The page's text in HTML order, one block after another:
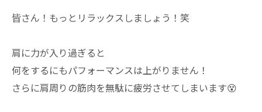
皆さん！もっとリラックスしましょう！笑
肩に力が入り過ぎると
何をするにもパフォーマンスは上がりません！
さらに肩周りの筋肉を無駄に疲労させてしまいます😵